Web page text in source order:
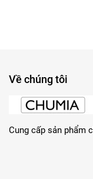
Về chúng tôi
Cung cấp sản phẩm